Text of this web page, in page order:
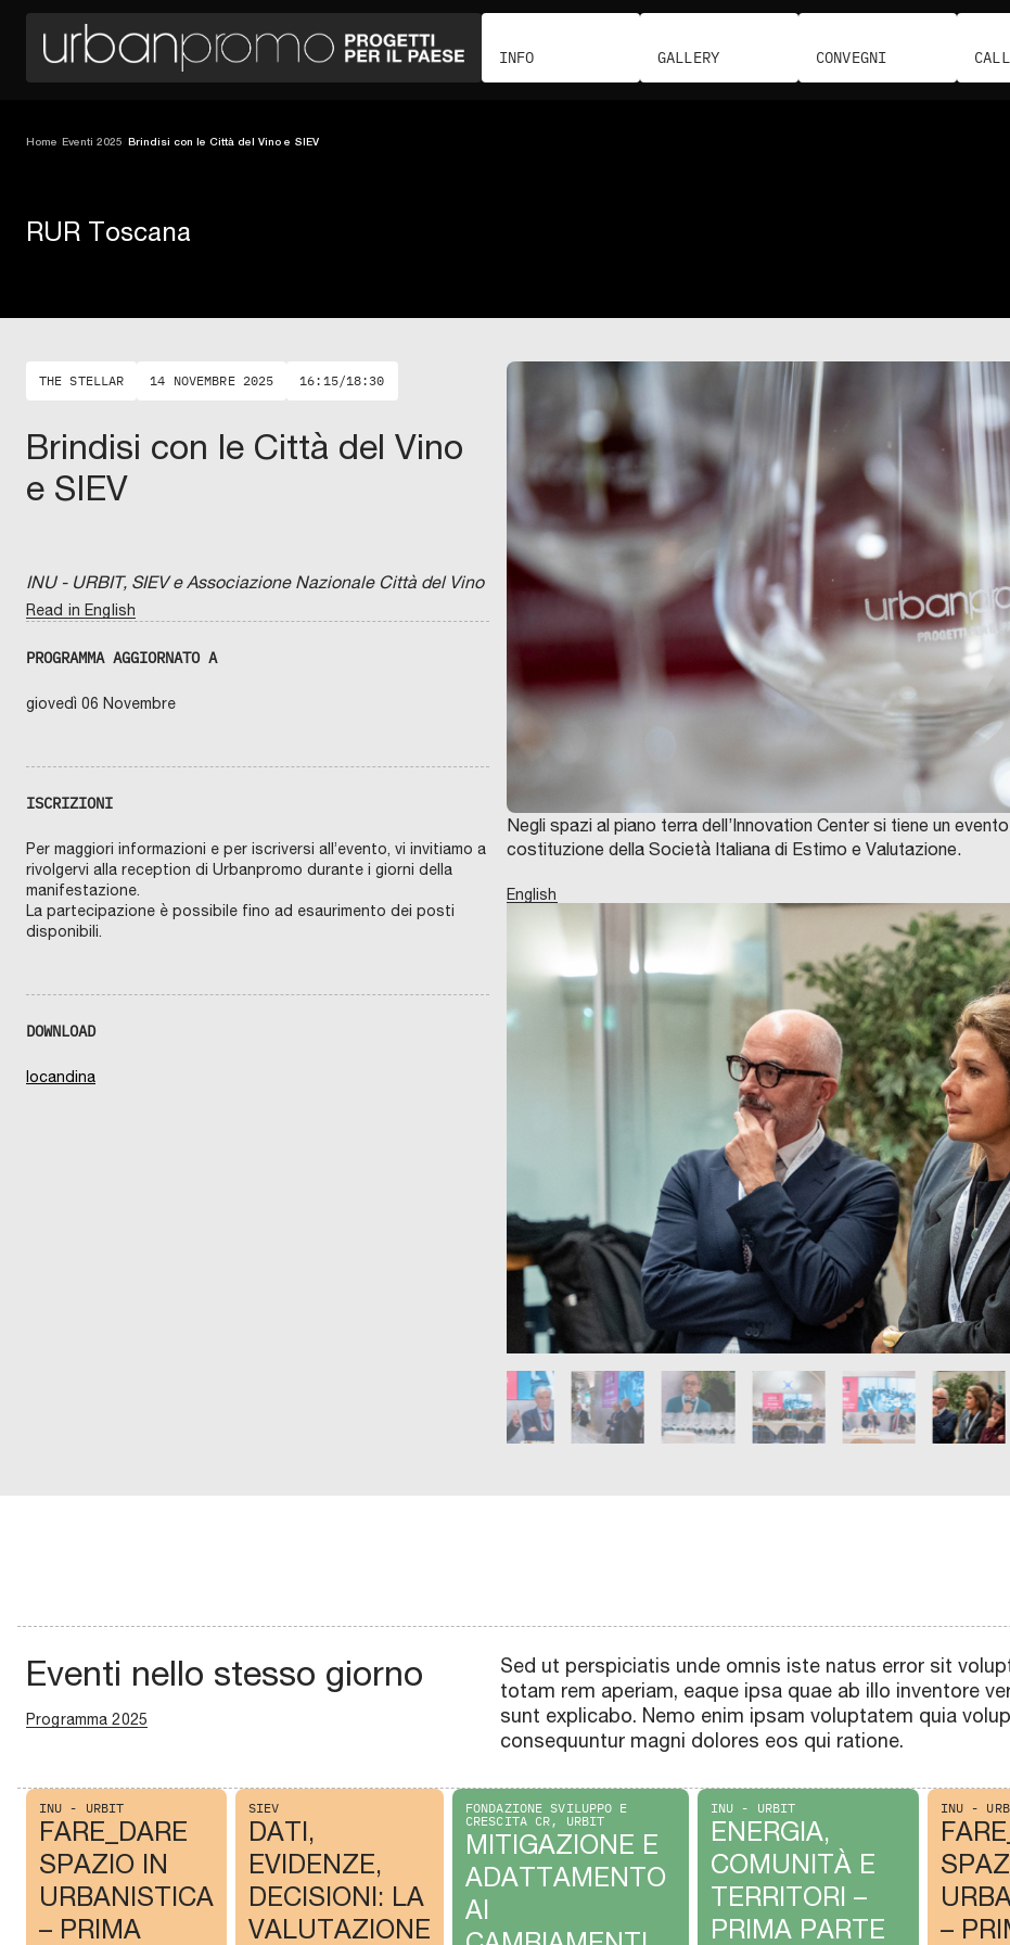
INFO GALLERY CONVEGNI
Home /Eventi 2025 Brindisi con le Città del Vino e SIEV
RUR Toscana
THE STELLAR 14 NOVEMBRE 2025 16:15/18:30
Brindisi con le Città del Vino
e SIEV
INU - URBIT, SIEV e Associazione Nazionale Città del Vino
Read in English
PROGRAMMA AGGIORNATO A
giovedì 06 Novembre
ISCRIZIONI
Per maggiori informazioni e per iscriversi all’evento, vi invitiamo a
rivolgervi alla reception di Urbanpromo durante i giorni della
manifestazione.
La partecipazione è possibile fino ad esaurimento dei posti
disponibili.
DOWNLOAD
locandina
Negli spazi al piano terra dell’Innovation Center si tiene un
costituzione della Società Italiana di Estimo e Valutazione.
English
Eventi nello stesso giorno
Programma 2025
Sed ut perspiciatis unde omnis iste natus error sit
totam rem aperiam, eaque ipsa quae ab illo inventore
sunt explicabo. Nemo enim ipsam voluptatem quia
consequuntur magni dolores eos qui ratione.
INU - URBIT
FARE_DARE
SPAZIO IN
URBANISTICA
– PRIMA
SIEV
DATI,
EVIDENZE,
DECISIONI: LA
VALUTAZIONE
FONDAZIONE SVILUPPO E
CRESCITA CR, URBIT
MITIGAZIONE E
ADATTAMENTO
AI
INU - URBIT
ENERGIA,
COMUNITÀ E
TERRITORI –
PRIMA PARTE
INU -
–